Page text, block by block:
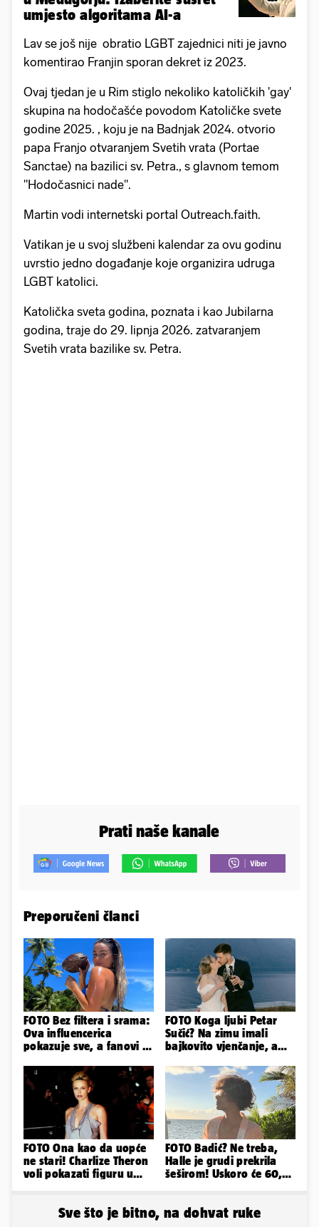
umjesto algoritama AI-a
Lav se još nije obratio LGBT zajednici niti je javno
komentirao Franjin sporan dekret iz 2023.
Ovaj tjedan je u Rim stiglo nekoliko katoličkih 'gay'
skupina na hodočašće povodom Katoličke svete
godine 2025. , koju je na Badnjak 2024. otvorio
papa Franjo otvaranjem Svetih vrata (Portae
Sanctae) na bazilici sv. Petra., s glavnom temom
"Hodočasnici nade".
Martin vodi internetski portal Outreach.faith.
Vatikan je u svoj službeni kalendar za ovu godinu
uvrstio jedno događanje koje organizira udruga
LGBT katolici.
Katolička sveta godina, poznata i kao Jubilarna
godina, traje do 29. lipnja 2026. zatvaranjem
Svetih vrata bazilike sv. Petra.
Prati naše kanale
Preporučeni članci
FOTO Bez filtera i srama:
Ova influencerica
pokazuje sve, a fanovi je
FOTO Koga ljubi Petar
Sučić? Na zimu imali
bajkovito vjenčanje, a
sin!
FOTO Ona kao da uopće
ne stari! Charlize Theron
voli pokazati figuru u
FOTO Badić? Ne treba,
Halle je grudi prekrila
šeširom! Uskoro će 60,
Sve što je bitno, na dohvat ruke